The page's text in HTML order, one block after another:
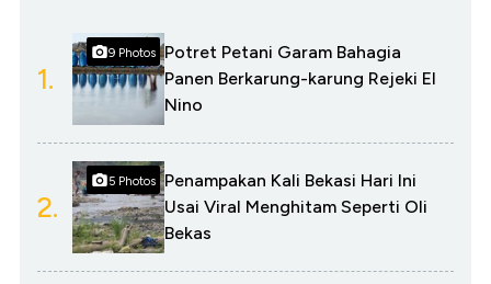
1.
9 Photos
Potret Petani Garam Bahagia
Panen Berkarung-karung Rejeki El
Nino
2.
5 Photos
Penampakan Kali Bekasi Hari Ini
Usai Viral Menghitam Seperti Oli
Bekas